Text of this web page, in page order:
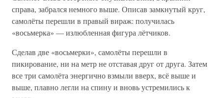
справа, забрался немного выше. Описав замкнутый круг,
самолёты перешли в правый вираж: получилась
«восьмерка» — излюбленная фигура лётчиков.
Сделав две «восьмерки», самолёты перешли в
пикирование, ни на метр не отставая друг от друга. Затем
все три самолёта энергично взмыли вверх, всё выше и
выше, плавно легли на спину и вновь устремились к